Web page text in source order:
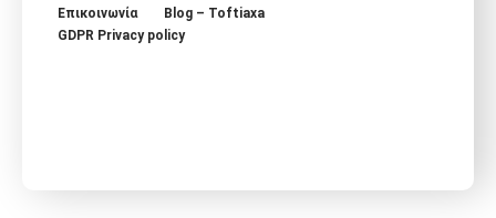
Επικοινωνία
Blog – Toftiaxa
GDPR Privacy policy